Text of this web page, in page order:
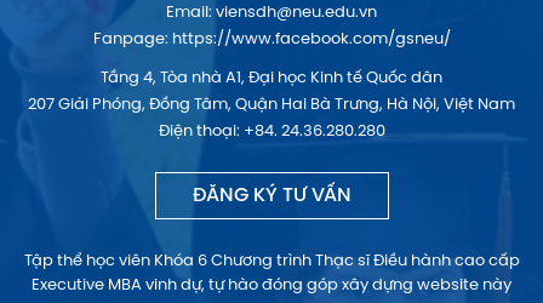
Email: viensdh@neu.edu.vn
Fanpage: https://www.facebook.com/gsneu/
Tầng 4, Tòa nhà A1, Đại học Kinh tế Quốc dân
207 Giải Phóng, Đồng Tâm, Quận Hai Bà Trưng, Hà Nội, Việt Nam
Điện thoại: +84. 24.36.280.280
ĐĂNG KÝ TƯ VẤN
Tập thể học viên Khóa 6 Chương trình Thạc sĩ Điều hành cao cấp
Executive MBA vinh dự, tự hào đóng góp xây dựng website này